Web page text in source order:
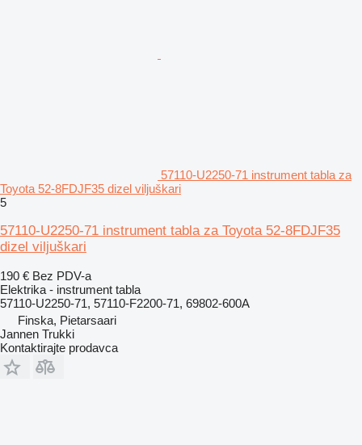
57110-U2250-71 instrument tabla za
Toyota 52-8FDJF35 dizel viljuškari
5
57110-U2250-71 instrument tabla za Toyota 52-8FDJF35
dizel viljuškari
190 € Bez PDV-a
Elektrika - instrument tabla
57110-U2250-71, 57110-F2200-71, 69802-600A
Finska, Pietarsaari
Jannen Trukki
Kontaktirajte prodavca